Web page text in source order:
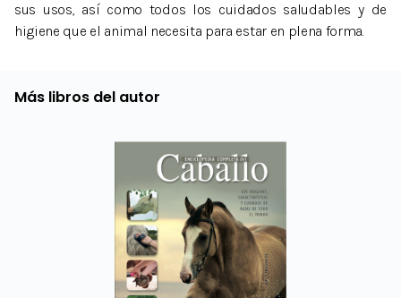
sus usos, así como todos los cuidados saludables y de
higiene que el animal necesita para estar en plena forma.
Más libros del autor